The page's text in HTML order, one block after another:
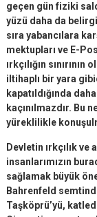
geçen gün fiziki
yüzü daha da
sıra yabancılara
mektupları ve E-
ırkçılığın
iltihaplı bir yara
kapatıldığında
kaçınılmazdır. Bu
yüreklilikle
Devletin ırkçılık
insanlarımızın
sağlamak büyük
Bahrenfeld
Taşköprü’yü,